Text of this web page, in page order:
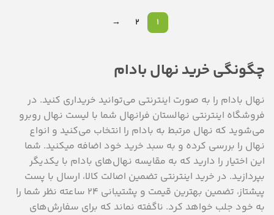
1
2
→
چگونگی خرید نهال بادام
نهال بادام را به صورت اینترنتی می‌توانید خریداری کنید. در
فروشگاه اینترنتی نهالستان فرانهال شما با لیست نهال روبرو
می‌شوید که نهال مرتبط به بادام را انتخاب می‌کنید و انواع
نهال را بررسی کرده و به سبد خرید خود اضافه می‎کنید. شما
این اختیار را دارید که به مقایسه نهال‌های بادام با یکدیگر
بپردازید. در خرید اینترنتی تضمین اصالت کالا، ارسال با پست
پیشتاز، تضمین بهترین قیمت و پشتیبانی 24 ساعته نظر شما را
به خود جلب خواهد کرد. ناگفته نماند که برای سفارش‌های